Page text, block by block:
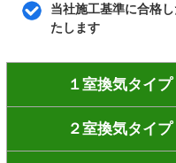
当社施工基準に合格
たします
１室換気タイプ
２室換気タイプ